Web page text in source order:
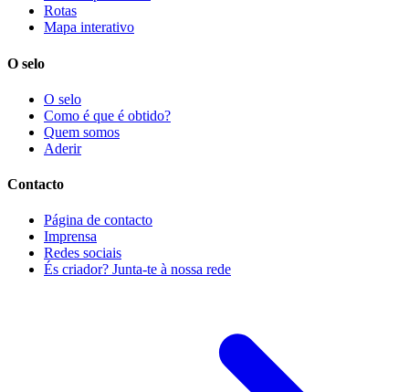
Rotas
Mapa interativo
O selo
O selo
Como é que é obtido?
Quem somos
Aderir
Contacto
Página de contacto
Imprensa
Redes sociais
És criador? Junta-te à nossa rede